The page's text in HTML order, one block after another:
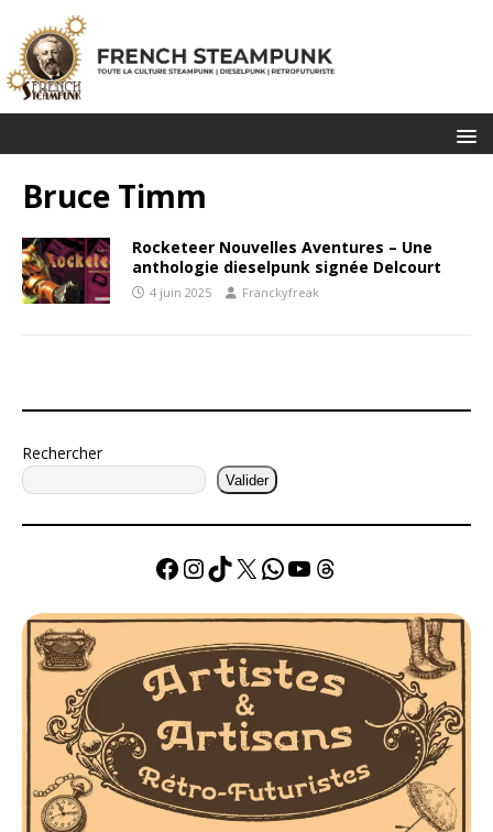
Bruce Timm
Rocketeer Nouvelles Aventures – Une
anthologie dieselpunk signée Delcourt
4 juin 2025 Franckyfreak
Rechercher
Valider